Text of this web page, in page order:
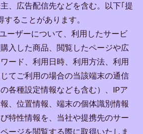
、広告配信先などを含む。以下｢提
ることがあります。
ーザーについて、利用したサービ
入した商品、閲覧したページや広
ード、利用日時、利用方法、利用
てご利用の場合の当該端末の通信
各種設定情報なども含む）、IPア
、位置情報、端末の個体識別情報
特性情報を、当社や提携先のサー
ージを閲覧する際に取得いたしま